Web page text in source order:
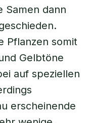
Samen dann
Pflanzen somit
Gelbtöne
auf speziellen
erscheinende